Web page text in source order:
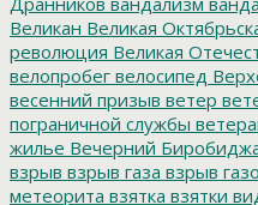
Великан Великая
революция Великая
велопробег велосипед
весенний призыв ветер
пограничной службы
жилье Вечерний
взрыв взрыв газа взрыв
метеорита взятка взятки